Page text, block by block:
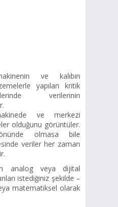
ve kalıbın
yapılan kritik
verilerinin
ve merkezi
olduğunu görüntüler.
olmasa bile
veriler her zaman
analog veya dijital
istediğiniz şekilde –
matematiksel olarak